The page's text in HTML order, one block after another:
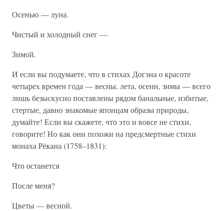
Осенью — луна.
Чистый и холодный снег —
Зимой.
И если вы подумаете, что в стихах Догэна о красоте
четырех времен года — весны, лета, осени, зимы — всего
лишь безыскусно поставлены рядом банальные, избитые,
стертые, давно знакомые японцам образы природы,
думайте! Если вы скажете, что это и вовсе не стихи,
говорите! Но как они похожи на предсмертные стихи
монаха Рёкана (1758–1831):
Что останется
После меня?
Цветы — весной.